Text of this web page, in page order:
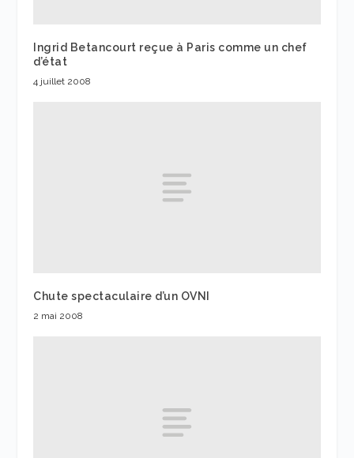
Ingrid Betancourt reçue à Paris comme un chef
d’état
4 juillet 2008
Chute spectaculaire d’un OVNI
2 mai 2008